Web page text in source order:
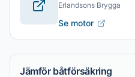
Erlandsons Brygga
Se motor
Jämför båtförsäkring